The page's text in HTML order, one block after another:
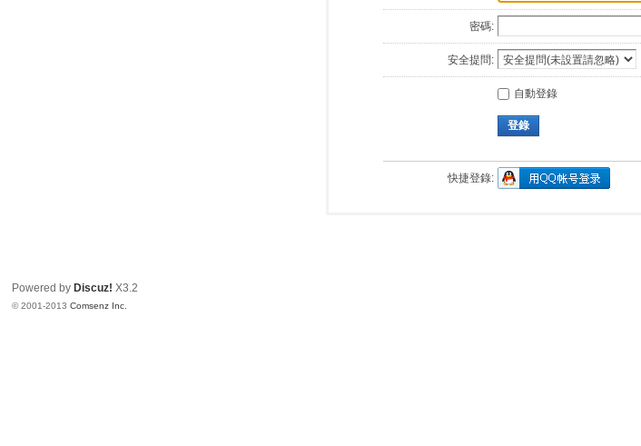
密碼:
安全提問:
自動登錄
登錄
快捷登錄:
Powered by Discuz! X3.2
© 2001-2013Comsenz Inc.